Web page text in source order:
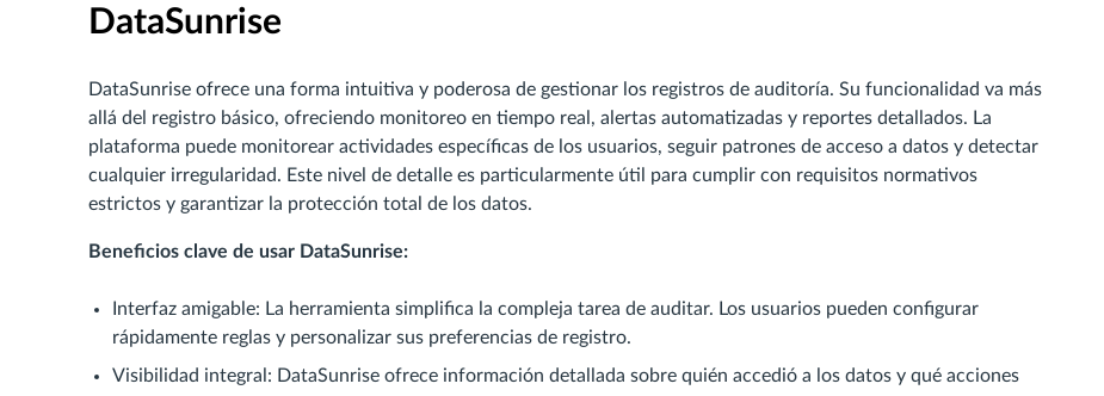
DataSunrise
DataSunrise ofrece una forma intuitiva y poderosa de gestionar los registros de auditoría. Su funcionalidad va más
allá del registro básico, ofreciendo monitoreo en tiempo real, alertas automatizadas y reportes detallados. La
plataforma puede monitorear actividades específicas de los usuarios, seguir patrones de acceso a datos y detectar
cualquier irregularidad. Este nivel de detalle es particularmente útil para cumplir con requisitos normativos
estrictos y garantizar la protección total de los datos.
Beneficios clave de usar DataSunrise:
Interfaz amigable: La herramienta simplifica la compleja tarea de auditar. Los usuarios pueden configurar
rápidamente reglas y personalizar sus preferencias de registro.
Visibilidad integral: DataSunrise ofrece información detallada sobre quién accedió a los datos y qué acciones